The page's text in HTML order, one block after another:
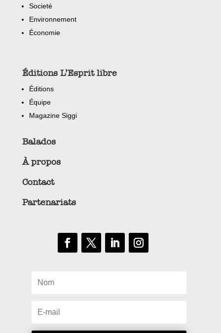
Societé
Environnement
Économie
Éditions L’Esprit libre
Éditions
Équipe
Magazine Siggi
Balados
À propos
Contact
Partenariats